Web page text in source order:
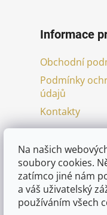
Na našich
soubory cookies.
zatímco jiné nám
a váš uživatelský
používáním všech
Informace
Obchodní
Podmínky
údajů
Kontakty